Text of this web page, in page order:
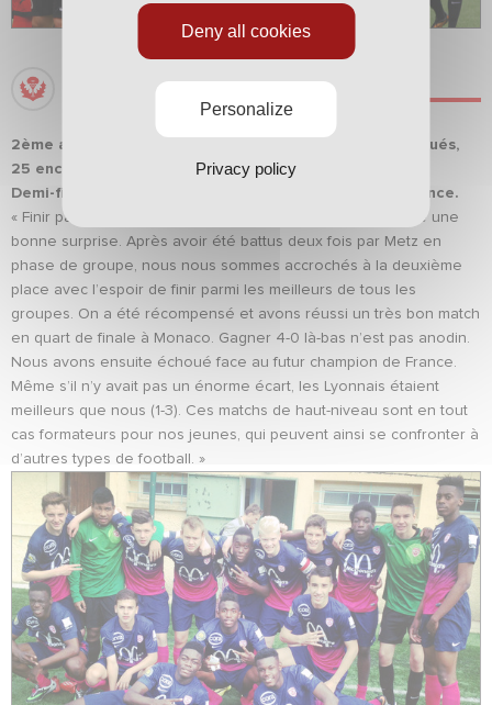
2ème avec 16 victoires, 7 nuls, 3 défaites, 54 buts marqués,
25 encaissés.
Demi-finaliste de la phase finale du championnat de France.
« Finir parmi les quatre meilleures équipes françaises a été une
bonne surprise. Après avoir été battus deux fois par Metz en
phase de groupe, nous nous sommes accrochés à la deuxième
place avec l’espoir de finir parmi les meilleurs de tous les
groupes. On a été récompensé et avons réussi un très bon match
en quart de finale à Monaco. Gagner 4-0 là-bas n’est pas anodin.
Nous avons ensuite échoué face au futur champion de France.
Même s’il n’y avait pas un énorme écart, les Lyonnais étaient
meilleurs que nous (1-3). Ces matchs de haut-niveau sont en tout
cas formateurs pour nos jeunes, qui peuvent ainsi se confronter à
d’autres types de football. »
Deny all cookies
Personalize
Privacy policy